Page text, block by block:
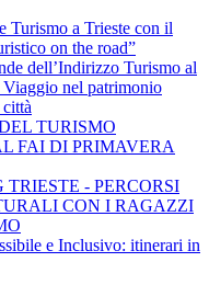
Turismo a Trieste con il
on the road”
dell’Indirizzo Turismo al
nel patrimonio
TURISMO
FAI DI PRIMAVERA
TRIESTE - PERCORSI
CON I RAGAZZI
e Inclusivo: itinerari in